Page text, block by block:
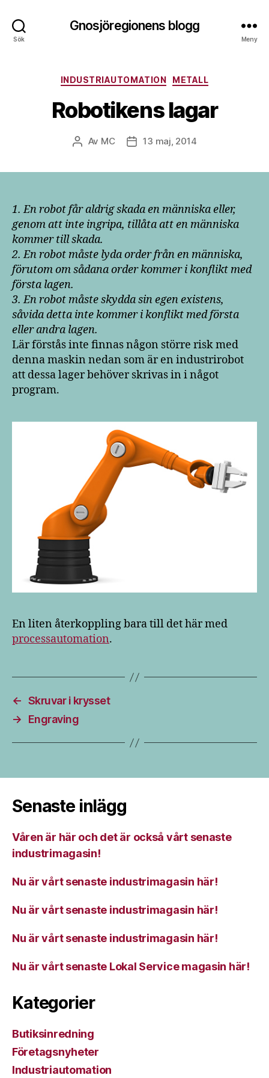
Sök
Gnosjöregionens blogg
Meny
Kategorier
INDUSTRIAUTOMATION METALL
Robotikens lagar
Inläggsförfattare
Av MC Inläggsdatum
13 maj, 2014
1. En robot får aldrig skada en människa eller,
genom att inte ingripa, tillåta att en människa
kommer till skada.
2. En robot måste lyda order från en människa,
förutom om sådana order kommer i konflikt med
första lagen.
3. En robot måste skydda sin egen existens,
såvida detta inte kommer i konflikt med första
eller andra lagen.
Lär förstås inte finnas någon större risk med
denna maskin nedan som är en industrirobot
att dessa lager behöver skrivas in i något
program.
En liten återkoppling bara till det här med
processautomation.
← Skruvar i krysset
→
Engraving
Senaste inlägg
Våren är här och det är också vårt senaste
industrimagasin!
Nu är vårt senaste industrimagasin här!
Nu är vårt senaste industrimagasin här!
Nu är vårt senaste industrimagasin här!
Nu är vårt senaste Lokal Service magasin här!
Kategorier
Butiksinredning
Företagsnyheter
Industriautomation